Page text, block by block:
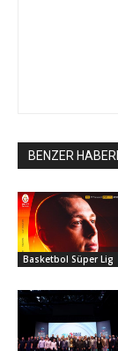
BENZER
Basketbol Süper Lig